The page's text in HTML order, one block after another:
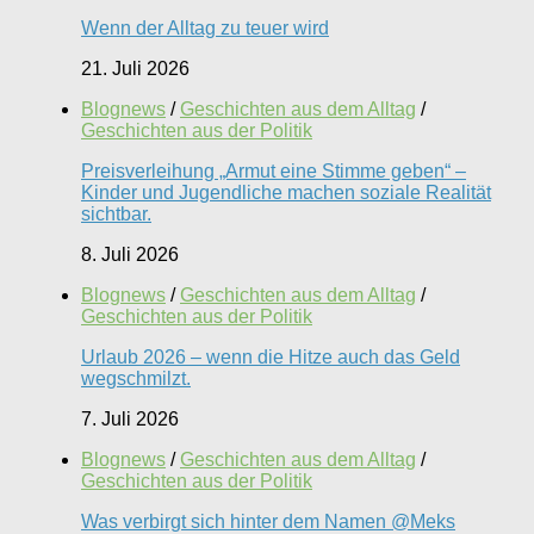
Wenn der Alltag zu teuer wird
21. Juli 2026
Blognews / Geschichten aus dem Alltag /
Geschichten aus der Politik
Preisverleihung „Armut eine Stimme geben“ –
Kinder und Jugendliche machen soziale Realität
sichtbar.
8. Juli 2026
Blognews / Geschichten aus dem Alltag /
Geschichten aus der Politik
Urlaub 2026 – wenn die Hitze auch das Geld
wegschmilzt.
7. Juli 2026
Blognews / Geschichten aus dem Alltag /
Geschichten aus der Politik
Was verbirgt sich hinter dem Namen @Meks